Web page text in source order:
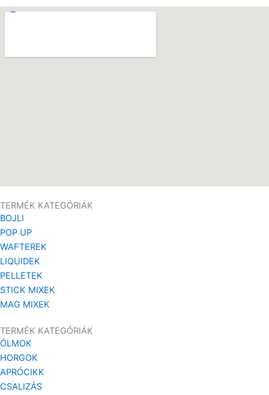
TERMÉK KATEGÓRIÁK
BOJLI
POP UP
WAFTEREK
LIQUIDEK
PELLETEK
STICK MIXEK
MAG MIXEK
TERMÉK KATEGÓRIÁK
ÓLMOK
HORGOK
APRÓCIKK
CSALIZÁS